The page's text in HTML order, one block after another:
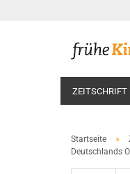
ZEITSCHRIFT
Startseite »
Deutschlands